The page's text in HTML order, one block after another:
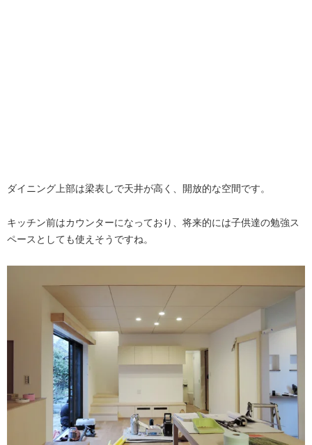
ダイニング上部は梁表しで天井が高く、開放的な空間です。
キッチン前はカウンターになっており、将来的には子供達の勉強ス
ペースとしても使えそうですね。